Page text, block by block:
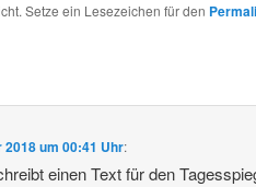
Setze ein Lesezeichen für den
2018 um 00:41 Uhr:
einen Text für den